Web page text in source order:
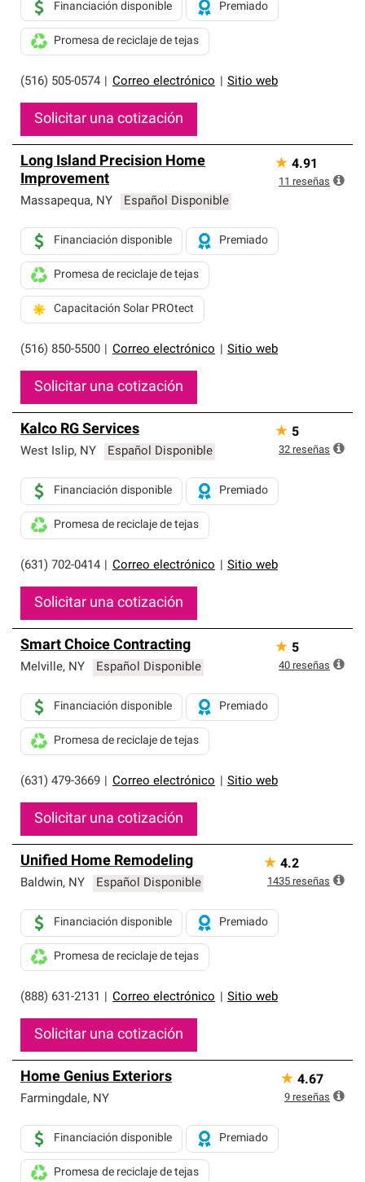
(516) 505-0574 Correo electrónico Sitio web
Financiación disponible Premiado
Promesa de reciclaje de tejas
Solicitar una cotización
Long Island Precision Home
Improvement
Massapequa, NY Español Disponible
(516) 850-5500 Correo electrónico Sitio web
Financiación disponible Premiado
Promesa de reciclaje de tejas
Capacitación Solar PROtect
Solicitar una cotización
★ 4.91
11 reseñas
Kalco RG Services
West Islip, NY Español Disponible
(631) 702-0414 Correo electrónico Sitio web
Financiación disponible Premiado
Promesa de reciclaje de tejas
Solicitar una cotización
★ 5
32 reseñas
Smart Choice Contracting
Melville, NY Español Disponible
(631) 479-3669 Correo electrónico Sitio web
Financiación disponible Premiado
Promesa de reciclaje de tejas
Solicitar una cotización
★ 5
40 reseñas
Unified Home Remodeling
Baldwin, NY Español Disponible
(888) 631-2131 Correo electrónico Sitio web
Financiación disponible Premiado
Promesa de reciclaje de tejas
Solicitar una cotización
★ 4.2
1435 reseñas
Home Genius Exteriors
Farmingdale, NY
Financiación disponible Premiado
Promesa de reciclaje de tejas
★ 4.67
9 reseñas